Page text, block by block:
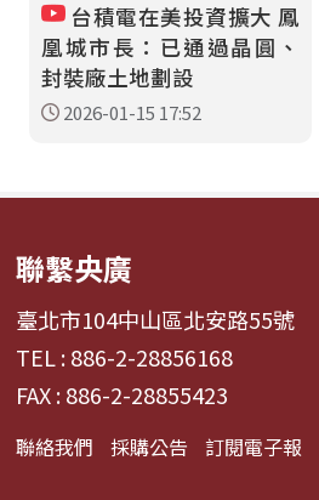
台積電在美投資擴大 鳳
凰城市長：已通過晶圓、
封裝廠土地劃設
2026-01-15 17:52
聯繫央廣
臺北市104中山區北安路55號
TEL : 886-2-28856168
FAX : 886-2-28855423
聯絡我們 採購公告 訂閱電子報